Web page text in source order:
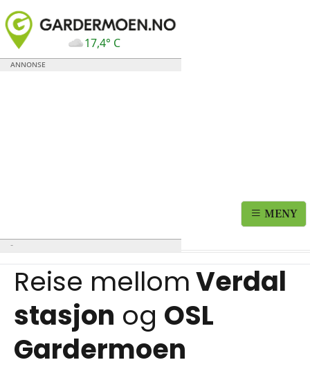
17,4° C
MENY
Reise mellomVerdal
stasjon og OSL
Gardermoen